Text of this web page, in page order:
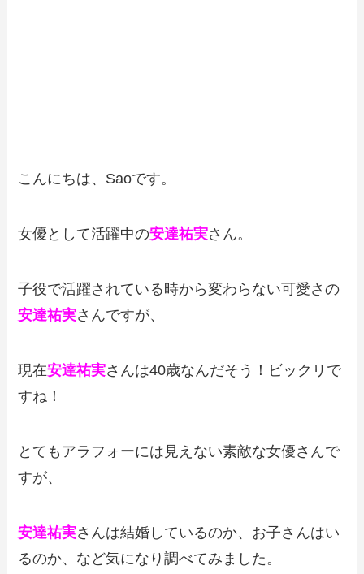
こんにちは、Saoです。
女優として活躍中の安達祐実さん。
子役で活躍されている時から変わらない可愛さの
安達祐実さんですが、
現在安達祐実さんは40歳なんだそう！ビックリで
すね！
とてもアラフォーには見えない素敵な女優さんで
すが、
安達祐実さんは結婚しているのか、お子さんはい
るのか、など気になり調べてみました。